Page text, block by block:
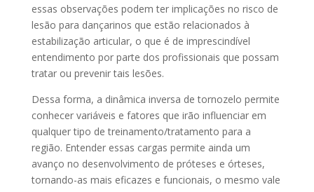
essas observações podem ter implicações no risco de
lesão para dançarinos que estão relacionados à
estabilização articular, o que é de imprescindível
entendimento por parte dos profissionais que possam
tratar ou prevenir tais lesões.
Dessa forma, a dinâmica inversa de tornozelo permite
conhecer variáveis e fatores que irão influenciar em
qualquer tipo de treinamento/tratamento para a
região. Entender essas cargas permite ainda um
avanço no desenvolvimento de próteses e órteses,
tornando-as mais eficazes e funcionais, o mesmo vale